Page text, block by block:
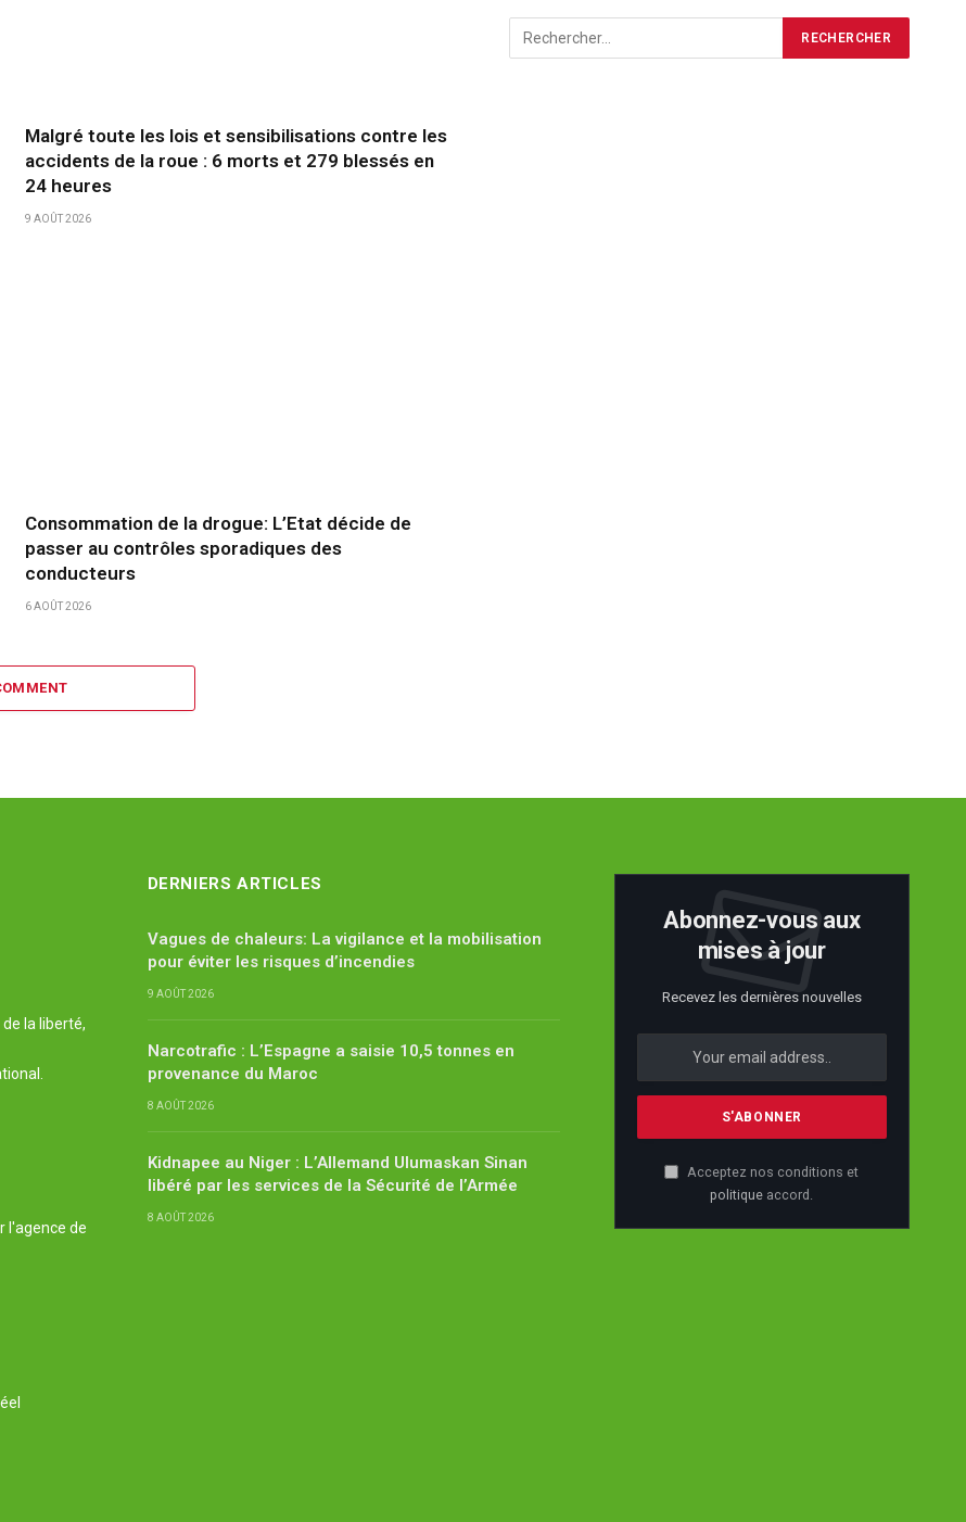
Malgré toute les lois et sensibilisations contre les
accidents de la roue : 6 morts et 279 blessés en
24 heures
9 AOÛT 2026
Consommation de la drogue: L’Etat décide de
passer au contrôles sporadiques des
conducteurs
6 AOÛT 2026
la liberté,
l'agence de
DERNIERS ARTICLES
Vagues de chaleurs: La vigilance et la mobilisation
pour éviter les risques d’incendies
9 AOÛT 2026
Narcotrafic : L’Espagne a saisie 10,5 tonnes en
provenance du Maroc
8 AOÛT 2026
Kidnapee au Niger : L’Allemand Ulumaskan Sinan
libéré par les services de la Sécurité de l’Armée
8 AOÛT 2026
Abonnez-vous aux
mises à jour
Recevez les dernières nouvelles
Acceptez nos conditions et
politique accord.